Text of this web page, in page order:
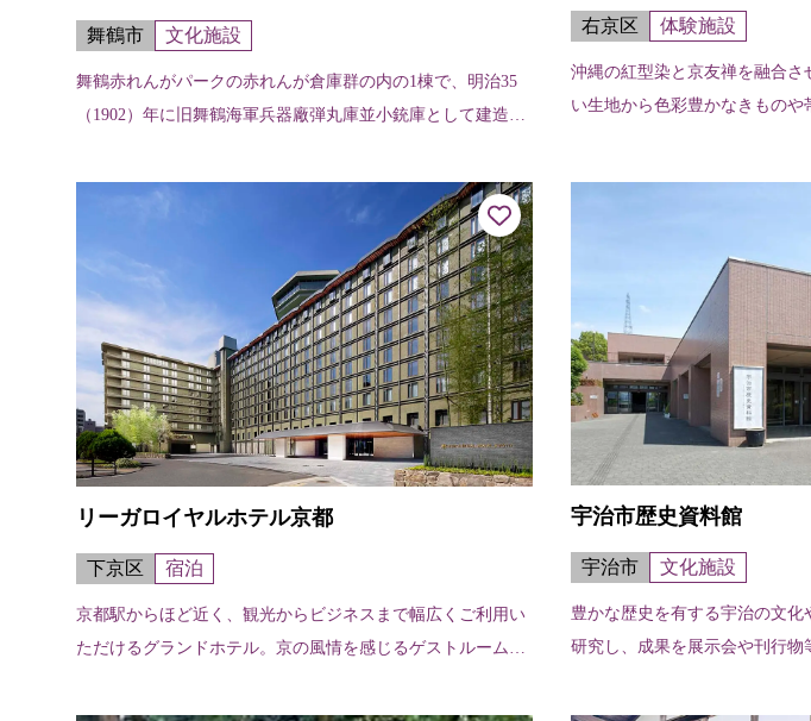
舞鶴市 文化施設
舞鶴赤れんがパークの赤れんが倉庫群の内の1棟で、明治35
（1902）年に旧舞鶴海軍兵器廠弾丸庫並小銃庫として建造さ
年（2007）4月に舞鶴...
右京区 体験施設
沖縄の紅型染と京友禅を融合さ
い生地から色彩豊かなきもの
リーガロイヤルホテル京都
下京区 宿泊
京都駅からほど近く、観光からビジネスまで幅広くご利用い
ただけるグランドホテル。京の風情を感じるゲストルーム、
ル、210席を誇るオールデイダイ...
宇治市歴史資料館
宇治市 文化施設
豊かな歴史を有する宇治の文化
研究し、成果を展示会や刊行
る。